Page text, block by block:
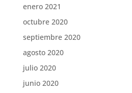
enero 2021
octubre 2020
septiembre 2020
agosto 2020
julio 2020
junio 2020